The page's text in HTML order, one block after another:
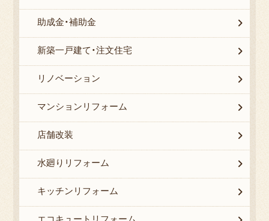
助成金・補助金
新築一戸建て・注文住宅
リノベーション
マンションリフォーム
店舗改装
水廻りリフォーム
キッチンリフォーム